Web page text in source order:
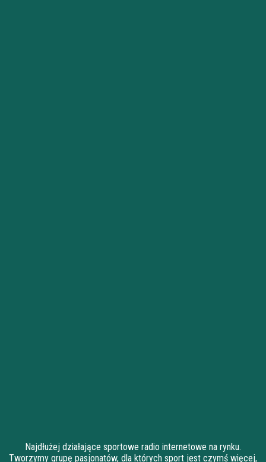
Najdłużej działające sportowe radio internetowe na rynku.
Tworzymy grupę pasjonatów, dla których sport jest czymś więcej,